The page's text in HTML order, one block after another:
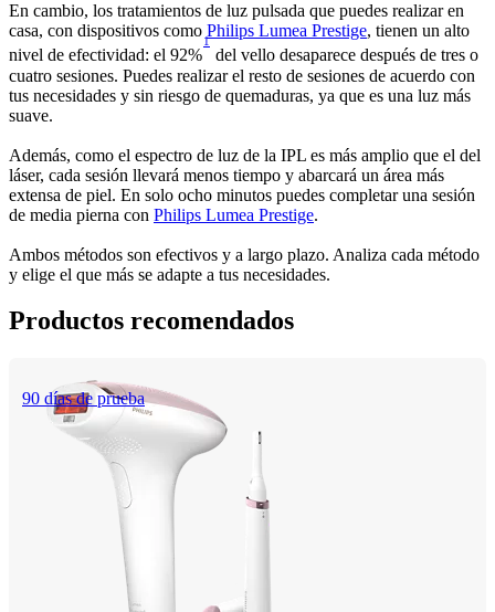
En cambio, los tratamientos de luz pulsada que puedes realizar en
casa, con dispositivos como Philips Lumea Prestige, tienen un alto
nivel de efectividad: el 92%
1
del vello desaparece después de tres o
cuatro sesiones. Puedes realizar el resto de sesiones de acuerdo con
tus necesidades y sin riesgo de quemaduras, ya que es una luz más
suave.
Además, como el espectro de luz de la IPL es más amplio que el del
láser, cada sesión llevará menos tiempo y abarcará un área más
extensa de piel. En solo ocho minutos puedes completar una sesión
de media pierna con Philips Lumea Prestige.
Ambos métodos son efectivos y a largo plazo. Analiza cada método
y elige el que más se adapte a tus necesidades.
Productos recomendados
90 días de prueba